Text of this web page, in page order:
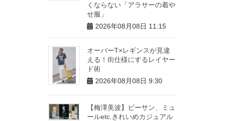
くならない「アラサーの着や
せ服」
2026年08月08日 11:15
オーバーT×レギンスが見違
える！街仕様にするレイヤー
ド術
2026年08月08日 9:30
【梅澤美波】ビーサン、ミュ
ールetc.きれいめカジュアル